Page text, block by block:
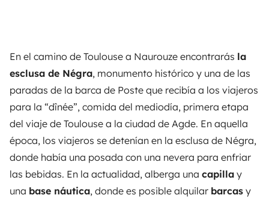
En el camino de Toulouse a Naurouze encontrarás la
esclusa de Négra, monumento histórico y una de las
paradas de la barca de Poste que recibía a los viajeros
para la “dînée”, comida del mediodía, primera etapa
del viaje de Toulouse a la ciudad de Agde. En aquella
época, los viajeros se detenían en la esclusa de Négra,
donde había una posada con una nevera para enfriar
las bebidas. En la actualidad, alberga una capilla y
una base náutica, donde es posible alquilar barcas y